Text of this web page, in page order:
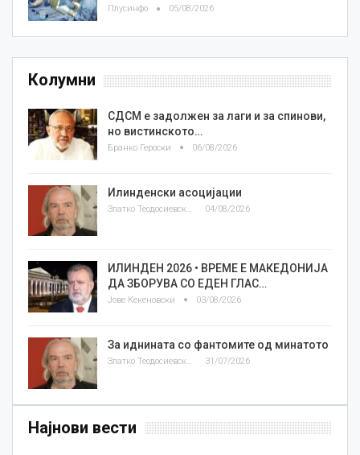
Плусинфо 05/08/2026
Колумни
СДСМ е задолжен за лаги и за спинови,
но вистинското…
Бранко Героски 06/08/2026
Илинденски асоцијации
Златко Теодосиевски 04/08/2026
ИЛИНДЕН 2026 • ВРЕМЕ Е МАКЕДОНИЈА
ДА ЗБОРУВА СО ЕДЕН ГЛАС…
Јове Кекеновски 03/08/2026
За иднината со фантомите од минатото
Златко Теодосиевски 31/07/2026
Најнови вести